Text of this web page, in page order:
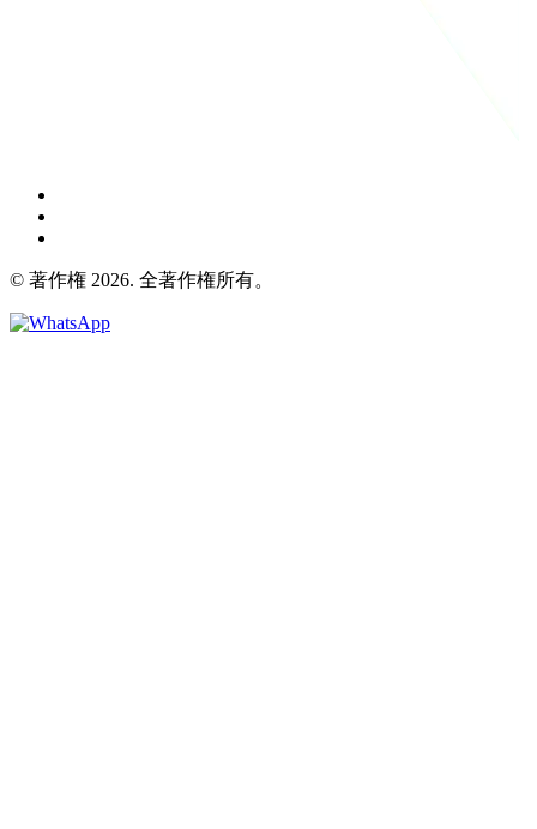
© 著作権 2026. 全著作権所有。